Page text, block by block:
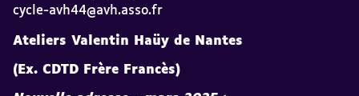
cycle-avh44@avh.asso.fr
Ateliers Valentin Haüy de Nantes
(Ex. CDTD Frère Francès)